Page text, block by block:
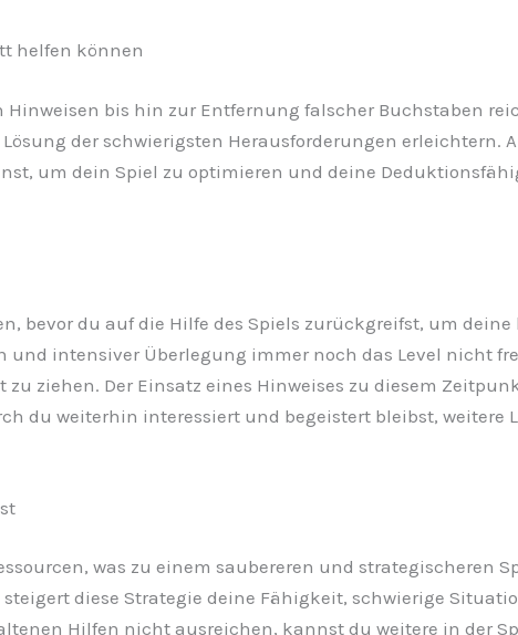
helfen können
bis hin zur Entfernung falscher Buchstaben
der schwierigsten Herausforderungen erleichtern.
um dein Spiel zu optimieren und deine
bevor du auf die Hilfe des Spiels zurückgreifst, um deine
intensiver Überlegung immer noch das Level nicht
ziehen. Der Einsatz eines Hinweises zu diesem
du weiterhin interessiert und begeistert bleibst, weitere
was zu einem saubereren und strategischeren
diese Strategie deine Fähigkeit, schwierige
Hilfen nicht ausreichen, kannst du weitere in der